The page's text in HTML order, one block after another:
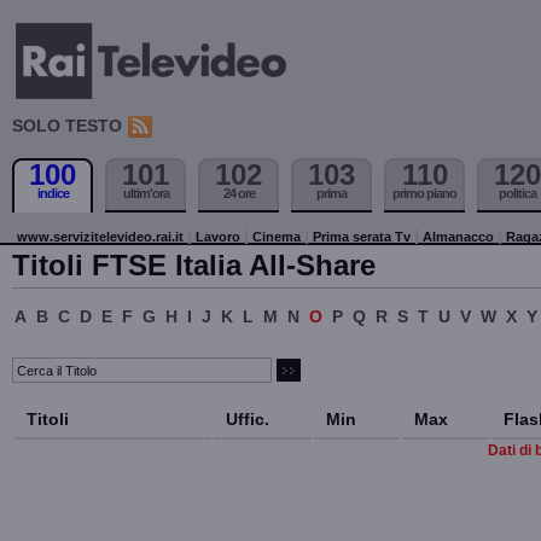
SOLO TESTO
100
indice
101
ultim'ora
102
24 ore
103
prima
110
primo piano
120
politica
www.servizitelevideo.rai.it Lavoro Cinema Prima serata Tv Almanacco
Titoli FTSE Italia All-Share
A B C D E F G H I J K L M N O P Q R S T U V W X Y
Titoli Uffic. Min Max
Dati di